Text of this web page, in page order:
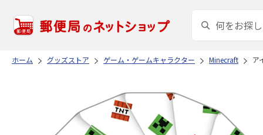
ホーム グッズストア ゲーム・ゲームキャラクター Minecraft ア